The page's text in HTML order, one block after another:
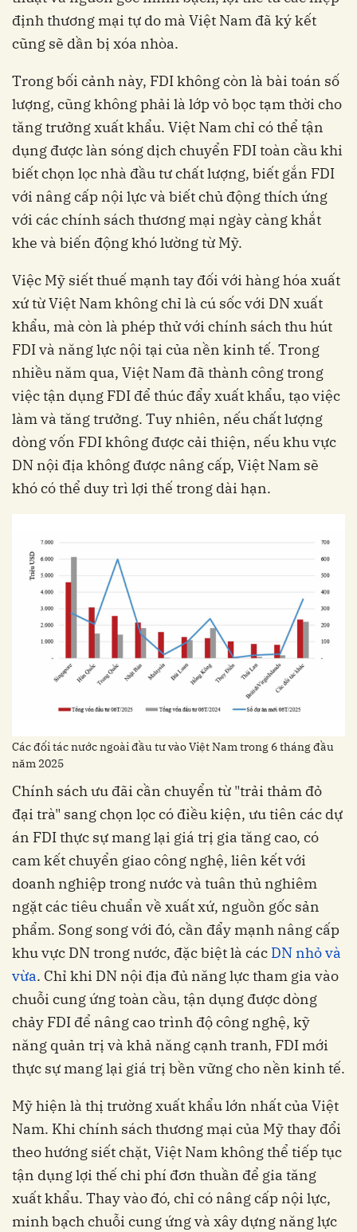
định thương mại tự do mà Việt Nam đã ký kết
cũng sẽ dần bị xóa nhòa.
Trong bối cảnh này, FDI không còn là bài toán số
lượng, cũng không phải là lớp vỏ bọc tạm thời cho
tăng trưởng xuất khẩu. Việt Nam chỉ có thể tận
dụng được làn sóng dịch chuyển FDI toàn cầu khi
biết chọn lọc nhà đầu tư chất lượng, biết gắn FDI
với nâng cấp nội lực và biết chủ động thích ứng
với các chính sách thương mại ngày càng khắt
khe và biến động khó lường từ Mỹ.
Việc Mỹ siết thuế mạnh tay đối với hàng hóa xuất
xứ từ Việt Nam không chỉ là cú sốc với DN xuất
khẩu, mà còn là phép thử với chính sách thu hút
FDI và năng lực nội tại của nền kinh tế. Trong
nhiều năm qua, Việt Nam đã thành công trong
việc tận dụng FDI để thúc đẩy xuất khẩu, tạo việc
làm và tăng trưởng. Tuy nhiên, nếu chất lượng
dòng vốn FDI không được cải thiện, nếu khu vực
DN nội địa không được nâng cấp, Việt Nam sẽ
khó có thể duy trì lợi thế trong dài hạn.
Các đối tác nước ngoài đầu tư vào Việt Nam trong 6 tháng đầu
năm 2025
Chính sách ưu đãi cần chuyển từ "trải thảm đỏ
đại trà" sang chọn lọc có điều kiện, ưu tiên các dự
án FDI thực sự mang lại giá trị gia tăng cao, có
cam kết chuyển giao công nghệ, liên kết với
doanh nghiệp trong nước và tuân thủ nghiêm
ngặt các tiêu chuẩn về xuất xứ, nguồn gốc sản
phẩm. Song song với đó, cần đẩy mạnh nâng cấp
khu vực DN trong nước, đặc biệt là các DN nhỏ và
vừa. Chỉ khi DN nội địa đủ năng lực tham gia vào
chuỗi cung ứng toàn cầu, tận dụng được dòng
chảy FDI để nâng cao trình độ công nghệ, kỹ
năng quản trị và khả năng cạnh tranh, FDI mới
thực sự mang lại giá trị bền vững cho nền kinh tế.
Mỹ hiện là thị trường xuất khẩu lớn nhất của Việt
Nam. Khi chính sách thương mại của Mỹ thay đổi
theo hướng siết chặt, Việt Nam không thể tiếp tục
tận dụng lợi thế chi phí đơn thuần để gia tăng
xuất khẩu. Thay vào đó, chỉ có nâng cấp nội lực,
minh bạch chuỗi cung ứng và xây dựng năng lực